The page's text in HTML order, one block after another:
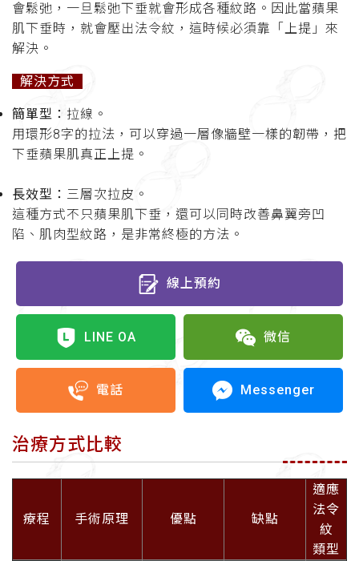
會鬆弛，一旦鬆弛下垂就會形成各種紋路。因此當蘋果
肌下垂時，就會壓出法令紋，這時候必須靠「上提」來
解決。
解決方式
簡單型： 拉線。
用環形8字的拉法，可以穿過一層像牆壁一樣的韌帶，把
下垂蘋果肌真正上提。
長效型： 三層次拉皮。
這種方式不只蘋果肌下垂，還可以同時改善鼻翼旁凹
陷、肌肉型紋路，是非常終極的方法。
線上預約
LINE OA 微信
電話 Messenger
治療方式比較
療程 手術原理 優點 缺點
適應
法令
紋
類型